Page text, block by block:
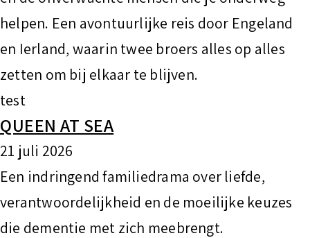
helpen. Een avontuurlijke reis door Engeland
en Ierland, waarin twee broers alles op alles
zetten om bij elkaar te blijven.
test
QUEEN AT SEA
21 juli 2026
Een indringend familiedrama over liefde,
verantwoordelijkheid en de moeilijke keuzes
die dementie met zich meebrengt.